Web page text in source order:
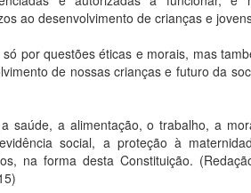
ao desenvolvimento de crianças e
por questões éticas e morais, mas
de nossas crianças e futuro da
saúde, a alimentação, o trabalho, a
social, a proteção à
na forma desta Constituição.